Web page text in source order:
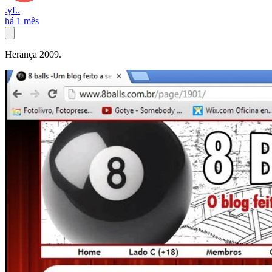
.yf..
há 1 mês
Herança 2009.